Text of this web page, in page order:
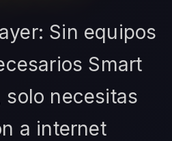
Sin equipos
Smart
solo necesitas
a internet